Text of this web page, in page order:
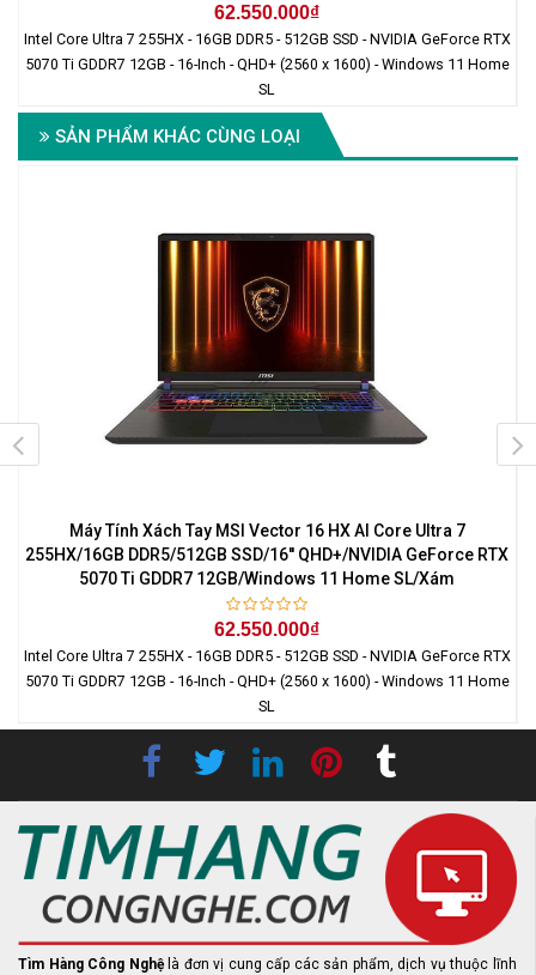
62.550.000₫
Intel Core Ultra 7 255HX - 16GB DDR5 - 512GB SSD - NVIDIA GeForce RTX
5070 Ti GDDR7 12GB - 16-Inch - QHD+ (2560 x 1600) - Windows 11 Home
SL
SẢN PHẨM KHÁC CÙNG LOẠI
Máy Tính Xách Tay MSI Vector 16 HX AI Core Ultra 7
255HX/16GB DDR5/512GB SSD/16'' QHD+/NVIDIA GeForce RTX
5070 Ti GDDR7 12GB/Windows 11 Home SL/Xám
62.550.000₫
Intel Core Ultra 7 255HX - 16GB DDR5 - 512GB SSD - NVIDIA GeForce RTX
5070 Ti GDDR7 12GB - 16-Inch - QHD+ (2560 x 1600) - Windows 11 Home
SL
Tìm Hàng Công Nghệ là đơn vị cung cấp các sản phẩm, dịch vụ thuộc lĩnh